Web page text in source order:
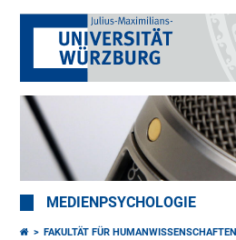
MEDIENPSYCHOLOGIE
FAKULTÄT FÜR HUMANWISSENSCHAFTEN